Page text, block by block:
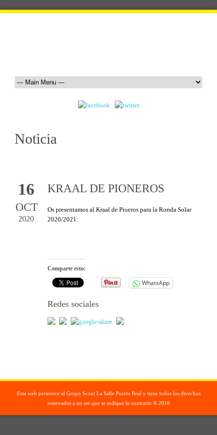
Noticia
16
OCT
2020
KRAAL DE PIONEROS
Os presentamos al Kraal de Pioeros para la Ronda Solar
2020/2021:
Comparte esto:
WhatsApp
Redes sociales
Esta web pertenece al Grupo Scout La Salle Puerto Real y tiene todos los derechos
reservados a no ser que se indique lo contrario ® 2016